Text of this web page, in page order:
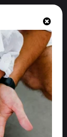
a szülők és